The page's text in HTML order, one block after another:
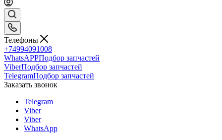
Телефоны
+74994091008
WhatsAPPПодбор запчастей
ViberПодбор запчастей
TelegramПодбор запчастей
Заказать звонок
Telegram
Viber
Viber
WhatsApp